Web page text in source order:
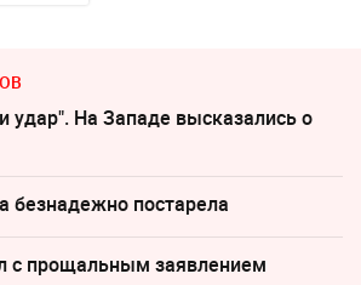
удар". На Западе высказались о
безнадежно постарела
с прощальным заявлением